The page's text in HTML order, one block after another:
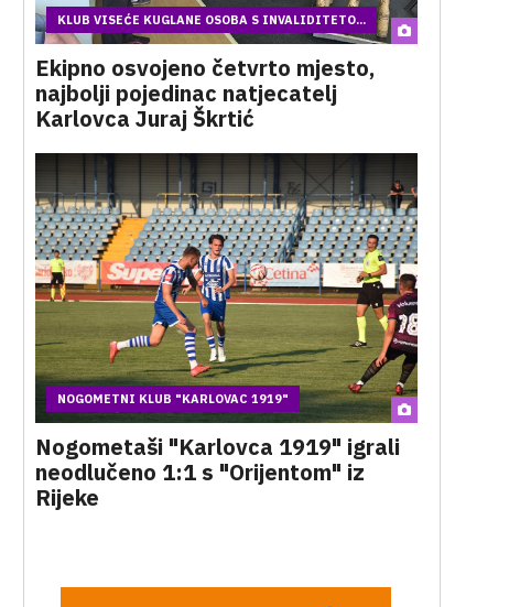
KLUB VISEĆE KUGLANE OSOBA S INVALIDITETO...
Ekipno osvojeno četvrto mjesto,
najbolji pojedinac natjecatelj
Karlovca Juraj Škrtić
NOGOMETNI KLUB "KARLOVAC 1919"
Nogometaši "Karlovca 1919" igrali
neodlučeno 1:1 s "Orijentom" iz
Rijeke